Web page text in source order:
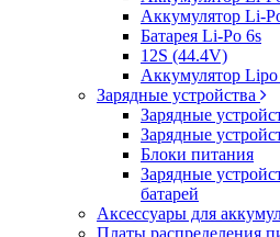
Аккумулятор Li-
Батарея Li-Po 6s
12S (44.4V)
Аккумулятор Lipo
Зарядные устройства
Зарядные
Зарядные
Блоки питания
Зарядные
батарей
Аксессуары для
Платы распределения